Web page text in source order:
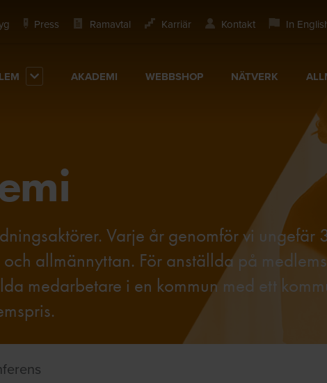
Press Ramavtal Karriär Kontakt In
AKADEMI WEBBSHOP NÄTVERK
Varje år genomför vi ungefär
allmännyttan. För anställda på
medarbetare i en kommun med ett